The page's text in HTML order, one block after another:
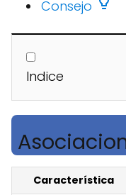
Consejo
Indice
Característica